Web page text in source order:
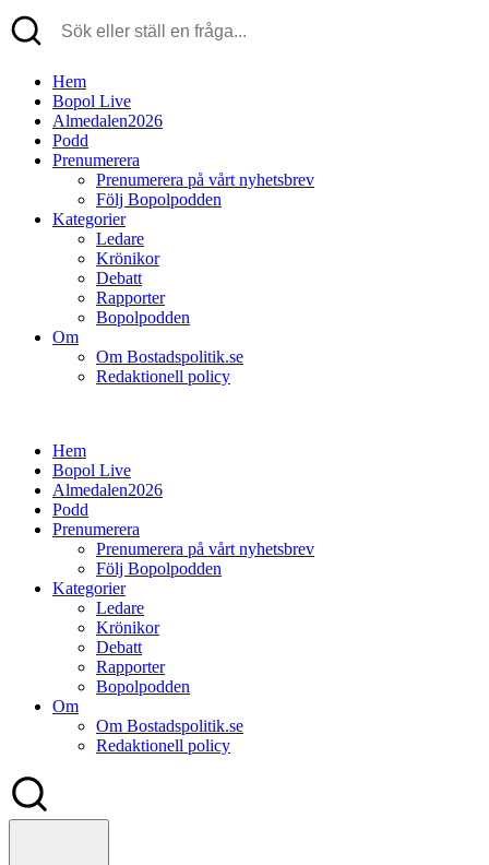
Hem
Bopol Live
Almedalen2026
Podd
Prenumerera
Prenumerera på vårt nyhetsbrev
Följ Bopolpodden
Kategorier
Ledare
Krönikor
Debatt
Rapporter
Bopolpodden
Om
Om Bostadspolitik.se
Redaktionell policy
Hem
Bopol Live
Almedalen2026
Podd
Prenumerera
Prenumerera på vårt nyhetsbrev
Följ Bopolpodden
Kategorier
Ledare
Krönikor
Debatt
Rapporter
Bopolpodden
Om
Om Bostadspolitik.se
Redaktionell policy